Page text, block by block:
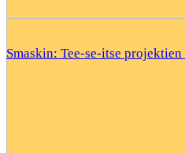
Smaskin: Tee-se-itse